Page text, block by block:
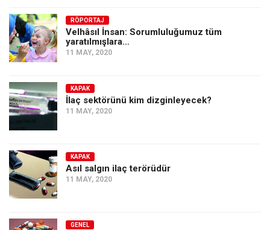
Amerika
Avustralya
Tarih
Düşünce
Dosyalar
RÖPORTAJ
Velhâsıl İnsan: Sorumluluğumuz tüm
yaratılmışlara…
11 MAY, 2020
KAPAK
İlaç sektörünü kim dizginleyecek?
11 MAY, 2020
KAPAK
Asıl salgın ilaç terörüdür
11 MAY, 2020
GENEL